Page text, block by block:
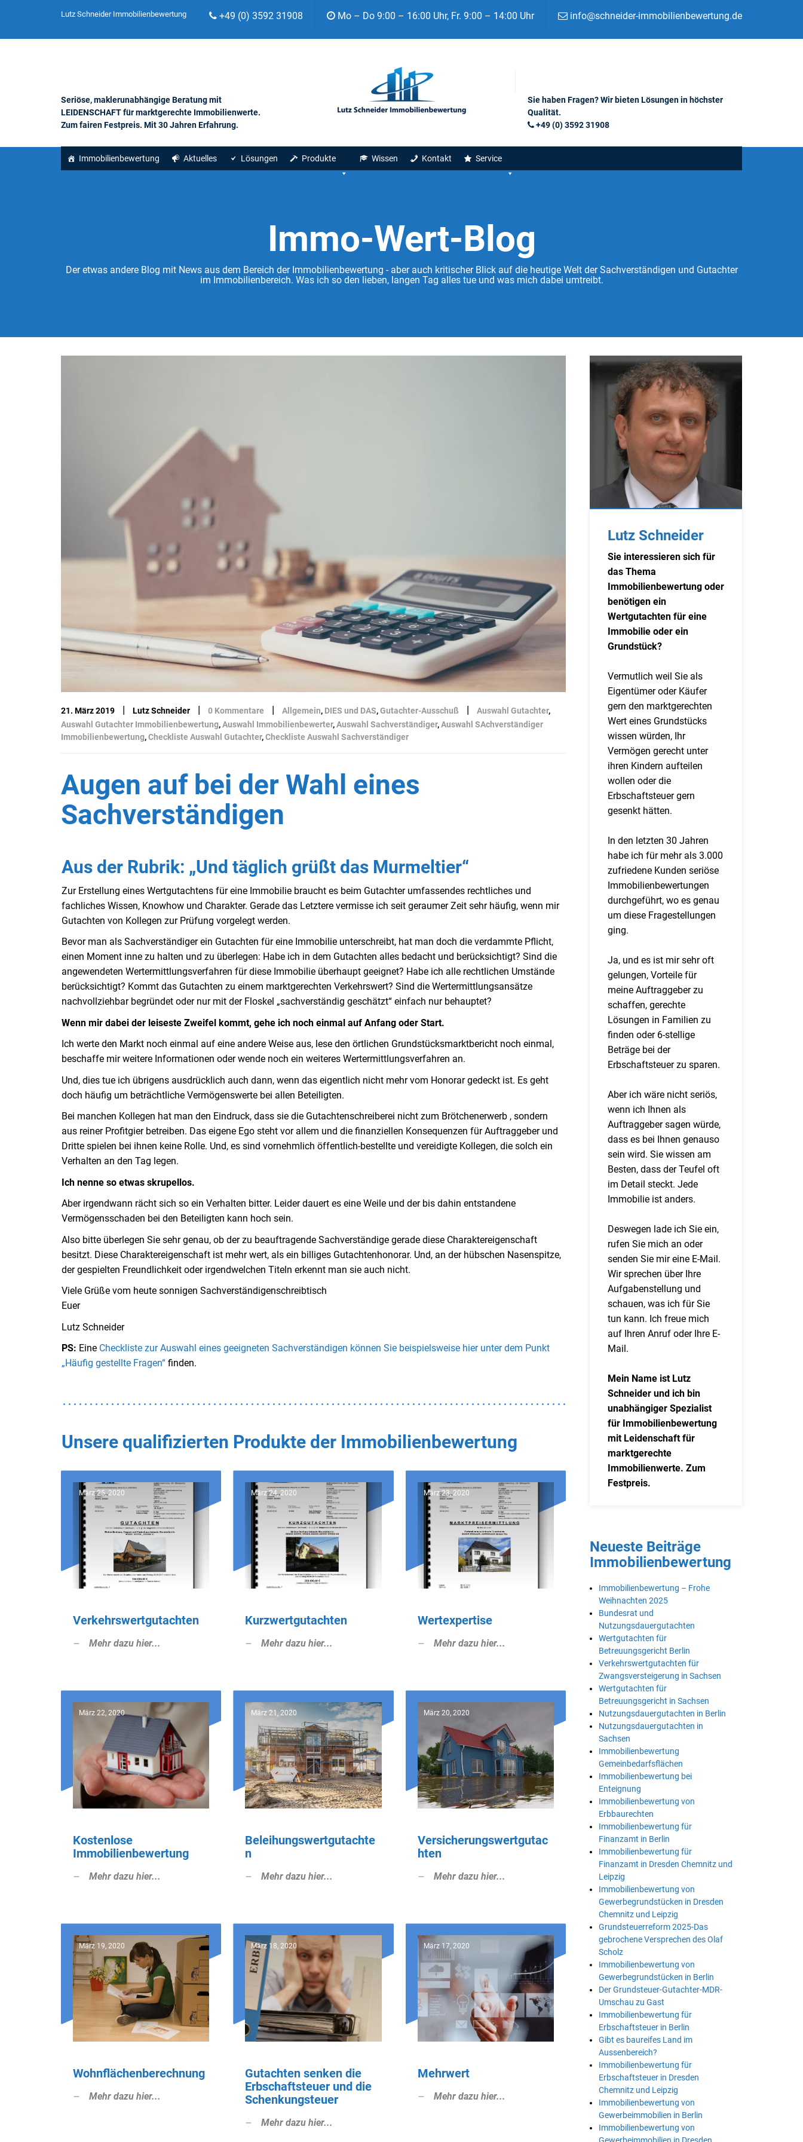
Lutz Schneider Immobilienbewertung +49 (0) 3592 31908 Mo – Do 9:00 – 16:00 Uhr, Fr. 9:00 – 14:00 Uhr info@schneider-immobilienbewertung.de
Seriöse, maklerunabhängige Beratung mit
LEIDENSCHAFT für marktgerechte Immobilienwerte.
Zum fairen Festpreis. Mit 30 Jahren Erfahrung.
Sie haben Fragen? Wir bieten Lösungen in höchster
Qualität.
+49 (0) 3592 31908
Immobilienbewertung Aktuelles Lösungen Produkte Wissen Kontakt Service
Immo-Wert-Blog
Der etwas andere Blog mit News aus dem Bereich der Immobilienbewertung - aber auch kritischer Blick auf die heutige Welt der Sachverständigen und Gutachter
im Immobilienbereich. Was ich so den lieben, langen Tag alles tue und was mich dabei umtreibt.
21. März 2019 | Lutz Schneider | 0 Kommentare | Allgemein, DIES und DAS,Gutachter-Ausschuß | Auswahl Gutachter,
Auswahl Gutachter Immobilienbewertung,Auswahl Immobilienbewerter,Auswahl Sachverständiger,Auswahl SAchverständiger
Immobilienbewertung,Checkliste Auswahl Gutachter,Checkliste Auswahl Sachverständiger
Augen auf bei der Wahl eines
Sachverständigen
Aus der Rubrik: „Und täglich grüßt das Murmeltier“
Zur Erstellung eines Wertgutachtens für eine Immobilie braucht es beim Gutachter umfassendes rechtliches und
fachliches Wissen, Knowhow und Charakter. Gerade das Letztere vermisse ich seit geraumer Zeit sehr häufig, wenn mir
Gutachten von Kollegen zur Prüfung vorgelegt werden.
Bevor man als Sachverständiger ein Gutachten für eine Immobilie unterschreibt, hat man doch die verdammte Pflicht,
einen Moment inne zu halten und zu überlegen: Habe ich in dem Gutachten alles bedacht und berücksichtigt? Sind die
angewendeten Wertermittlungsverfahren für diese Immobilie überhaupt geeignet? Habe ich alle rechtlichen Umstände
berücksichtigt? Kommt das Gutachten zu einem marktgerechten Verkehrswert? Sind die Wertermittlungsansätze
nachvollziehbar begründet oder nur mit der Floskel „sachverständig geschätzt“ einfach nur behauptet?
Wenn mir dabei der leiseste Zweifel kommt, gehe ich noch einmal auf Anfang oder Start.
Ich werte den Markt noch einmal auf eine andere Weise aus, lese den örtlichen Grundstücksmarktbericht noch einmal,
beschaffe mir weitere Informationen oder wende noch ein weiteres Wertermittlungsverfahren an.
Und, dies tue ich übrigens ausdrücklich auch dann, wenn das eigentlich nicht mehr vom Honorar gedeckt ist. Es geht
doch häufig um beträchtliche Vermögenswerte bei allen Beteiligten.
Bei manchen Kollegen hat man den Eindruck, dass sie die Gutachtenschreiberei nicht zum Brötchenerwerb , sondern
aus reiner Profitgier betreiben. Das eigene Ego steht vor allem und die finanziellen Konsequenzen für Auftraggeber und
Dritte spielen bei ihnen keine Rolle. Und, es sind vornehmlich öffentlich-bestellte und vereidigte Kollegen, die solch ein
Verhalten an den Tag legen.
Ich nenne so etwas skrupellos.
Aber irgendwann rächt sich so ein Verhalten bitter. Leider dauert es eine Weile und der bis dahin entstandene
Vermögensschaden bei den Beteiligten kann hoch sein.
Also bitte überlegen Sie sehr genau, ob der zu beauftragende Sachverständige gerade diese Charaktereigenschaft
besitzt. Diese Charaktereigenschaft ist mehr wert, als ein billiges Gutachtenhonorar. Und, an der hübschen Nasenspitze,
der gespielten Freundlichkeit oder irgendwelchen Titeln erkennt man sie auch nicht.
Viele Grüße vom heute sonnigen Sachverständigenschreibtisch
Euer
Lutz Schneider
PS: Eine Checkliste zur Auswahl eines geeigneten Sachverständigen können Sie beispielsweise hier unter dem Punkt
„Häufig gestellte Fragen“ finden.
Unsere qualifizierten Produkte der Immobilienbewertung
März 25, 2020
Verkehrswertgutachten
Mehr dazu hier...
März 24, 2020
Kurzwertgutachten
Mehr dazu hier...
März 23, 2020
Wertexpertise
Mehr dazu hier...
März 22, 2020
Kostenlose
Immobilienbewertung
Mehr dazu hier...
März 21, 2020
Beleihungswertgutachte
n
Mehr dazu hier...
März 20, 2020
Versicherungswertgutac
hten
Mehr dazu hier...
März 19, 2020
Wohnflächenberechnung
Mehr dazu hier...
März 18, 2020
Gutachten senken die
Erbschaftsteuer und die
Schenkungsteuer
Mehr dazu hier...
März 17, 2020
Mehrwert
Mehr dazu hier...
Lutz Schneider
Sie interessieren sich für
das Thema
Immobilienbewertung oder
benötigen ein
Wertgutachten für eine
Immobilie oder ein
Grundstück?
Vermutlich weil Sie als
Eigentümer oder Käufer
gern den marktgerechten
Wert eines Grundstücks
wissen würden, Ihr
Vermögen gerecht unter
ihren Kindern aufteilen
wollen oder die
Erbschaftsteuer gern
gesenkt hätten.
In den letzten 30 Jahren
habe ich für mehr als 3.000
zufriedene Kunden seriöse
Immobilienbewertungen
durchgeführt, wo es genau
um diese Fragestellungen
ging.
Ja, und es ist mir sehr oft
gelungen, Vorteile für
meine Auftraggeber zu
schaffen, gerechte
Lösungen in Familien zu
finden oder 6-stellige
Beträge bei der
Erbschaftsteuer zu sparen.
Aber ich wäre nicht seriös,
wenn ich Ihnen als
Auftraggeber sagen würde,
dass es bei Ihnen genauso
sein wird. Sie wissen am
Besten, dass der Teufel oft
im Detail steckt. Jede
Immobilie ist anders.
Deswegen lade ich Sie ein,
rufen Sie mich an oder
senden Sie mir eine E-Mail.
Wir sprechen über Ihre
Aufgabenstellung und
schauen, was ich für Sie
tun kann. Ich freue mich
auf Ihren Anruf oder Ihre E-
Mail.
Mein Name ist Lutz
Schneider und ich bin
unabhängiger Spezialist
für Immobilienbewertung
mit Leidenschaft für
marktgerechte
Immobilienwerte. Zum
Festpreis.
Neueste Beiträge
Immobilienbewertung
Immobilienbewertung – Frohe
Weihnachten 2025
Bundesrat und
Nutzungsdauergutachten
Wertgutachten für
Betreuungsgericht Berlin
Verkehrswertgutachten für
Zwangsversteigerung in Sachsen
Wertgutachten für
Betreuungsgericht in Sachsen
Nutzungsdauergutachten in Berlin
Nutzungsdauergutachten in
Sachsen
Immobilienbewertung
Gemeinbedarfsflächen
Immobilienbewertung bei
Enteignung
Immobilienbewertung von
Erbbaurechten
Immobilienbewertung für
Finanzamt in Berlin
Immobilienbewertung für
Finanzamt in Dresden Chemnitz und
Leipzig
Immobilienbewertung von
Gewerbegrundstücken in Dresden
Chemnitz und Leipzig
Grundsteuerreform 2025-Das
gebrochene Versprechen des Olaf
Scholz
Immobilienbewertung von
Gewerbegrundstücken in Berlin
Der Grundsteuer-Gutachter-MDR-
Umschau zu Gast
Immobilienbewertung für
Erbschaftsteuer in Berlin
Gibt es baureifes Land im
Aussenbereich?
Immobilienbewertung für
Erbschaftsteuer in Dresden
Chemnitz und Leipzig
Immobilienbewertung von
Gewerbeimmobilien in Berlin
Immobilienbewertung von
Gewerbeimmobilien in Dresden